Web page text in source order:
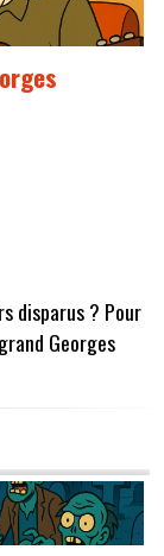
disparus ? Pour
Georges